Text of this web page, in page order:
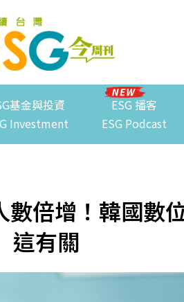
基金與投資
Investment
ESG 播客
ESG Podcast
倍增！韓國數
這有關